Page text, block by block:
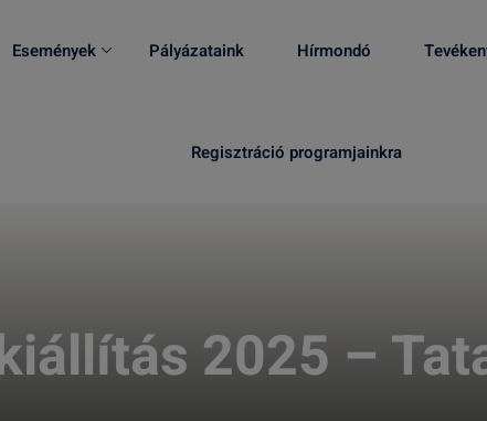
Események Pályázataink Hírmondó
Regisztráció programjainkra
2025 –